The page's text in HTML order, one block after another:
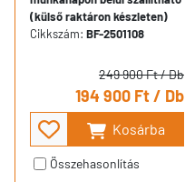
(külső raktáron készleten)
Cikkszám: BF-2501108
249 900 Ft/ Db
194 900 Ft/ Db
Kosárba
Összehasonlítás